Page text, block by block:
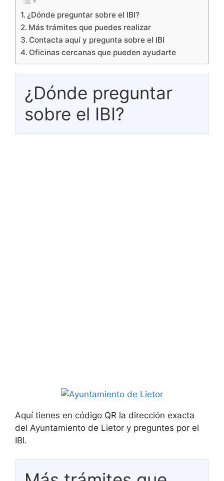
¿Dónde preguntar sobre el IBI?
Más trámites que puedes realizar
Contacta aquí y pregunta sobre el IBI
Oficinas cercanas que pueden ayudarte
¿Dónde preguntar
sobre el IBI?
Aquí tienes en código QR la dirección exacta
del Ayuntamiento de Lietor y preguntes por el
IBI.